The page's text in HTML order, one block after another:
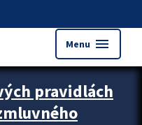
Menu menu
pravidlách